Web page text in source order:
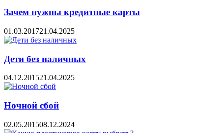
Зачем нужны кредитные карты
01.03.201721.04.2025
Дети без наличных
04.12.201521.04.2025
Ночной сбой
02.05.201508.12.2024